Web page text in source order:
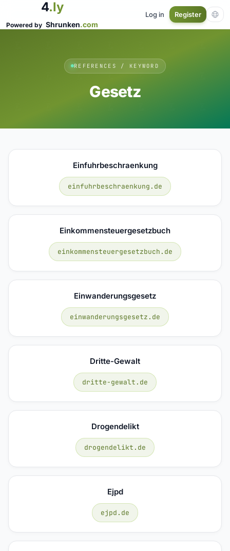
4.ly
Powered by Shrunken.com
Log in Register
REFERENCES / KEYWORD
Gesetz
Einfuhrbeschraenkung
einfuhrbeschraenkung.de
Einkommensteuergesetzbuch
einkommensteuergesetzbuch.de
Einwanderungsgesetz
einwanderungsgesetz.de
Dritte-Gewalt
dritte-gewalt.de
Drogendelikt
drogendelikt.de
Ejpd
ejpd.de